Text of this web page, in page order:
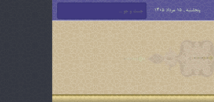
پنجشنبه , 15 مرداد 1405